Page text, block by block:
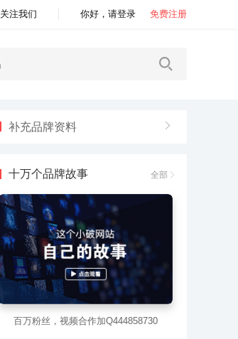
关注我们 你好，请登录 免费注册
补充品牌资料
十万个品牌故事 全部
百万粉丝，视频合作加Q444858730